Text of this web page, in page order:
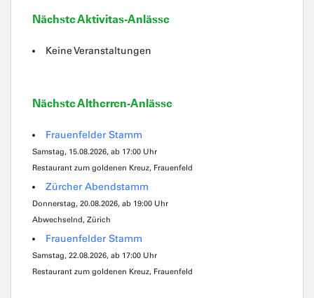
Nächste Aktivitas-Anlässe
Keine Veranstaltungen
Nächste Altherren-Anlässe
Frauenfelder Stamm
Samstag, 15.08.2026, ab 17:00 Uhr
Restaurant zum goldenen Kreuz, Frauenfeld
Zürcher Abendstamm
Donnerstag, 20.08.2026, ab 19:00 Uhr
Abwechselnd, Zürich
Frauenfelder Stamm
Samstag, 22.08.2026, ab 17:00 Uhr
Restaurant zum goldenen Kreuz, Frauenfeld